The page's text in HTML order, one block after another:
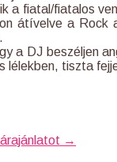
a fiatal/fiatalos
átívelve a Rock
a DJ beszéljen
lélekben, tiszta
árajánlatot →